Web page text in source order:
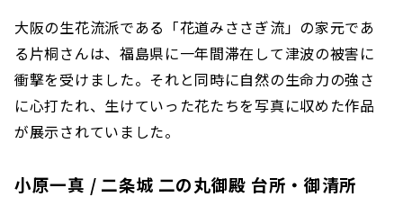
大阪の生花流派である「花道みささぎ流」の家元であ
る片桐さんは、福島県に一年間滞在して津波の被害に
衝撃を受けました。それと同時に自然の生命力の強さ
に心打たれ、生けていった花たちを写真に収めた作品
が展示されていました。
小原一真 / 二条城 二の丸御殿 台所・御清所